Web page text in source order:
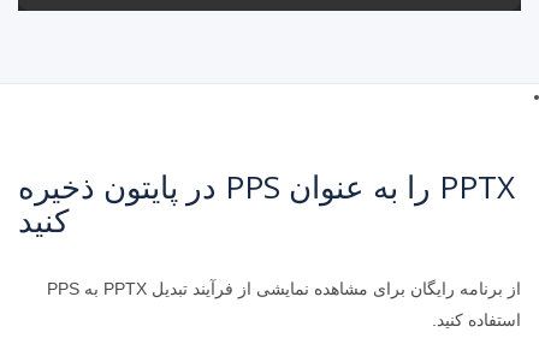
PPTX را به عنوان PPS در پایتون ذخیره
کنید
از برنامه رایگان برای مشاهده نمایشی از فرآیند تبدیل PPTX به PPS
استفاده کنید.